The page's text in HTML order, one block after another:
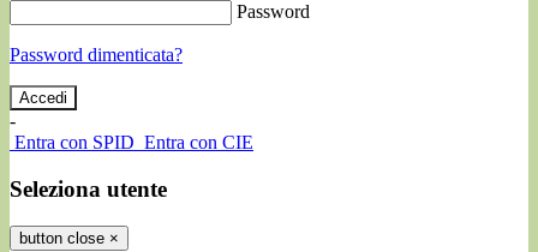
Password
Password dimenticata?
-
Entra con SPID Entra con CIE
Seleziona utente
button close ×